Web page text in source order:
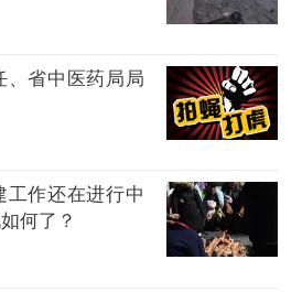
、省中医药局局
工作还在进行中
何了？